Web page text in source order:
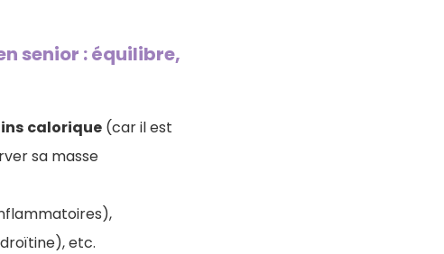
senior : équilibre,
calorique (car il est
sa masse
etc.